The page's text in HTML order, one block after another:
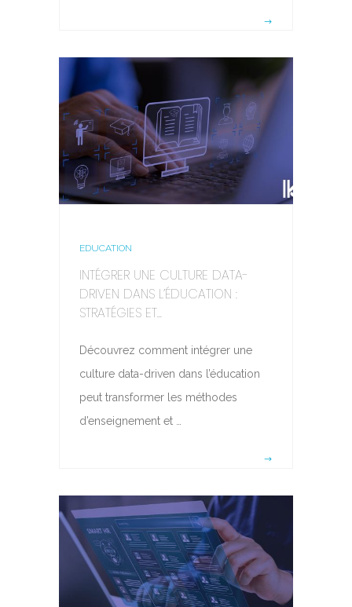
EDUCATION
INTÉGRER UNE CULTURE DATA-
DRIVEN DANS L’ÉDUCATION :
STRATÉGIES ET...
Découvrez comment intégrer une
culture data-driven dans l’éducation
peut transformer les méthodes
d’enseignement et …